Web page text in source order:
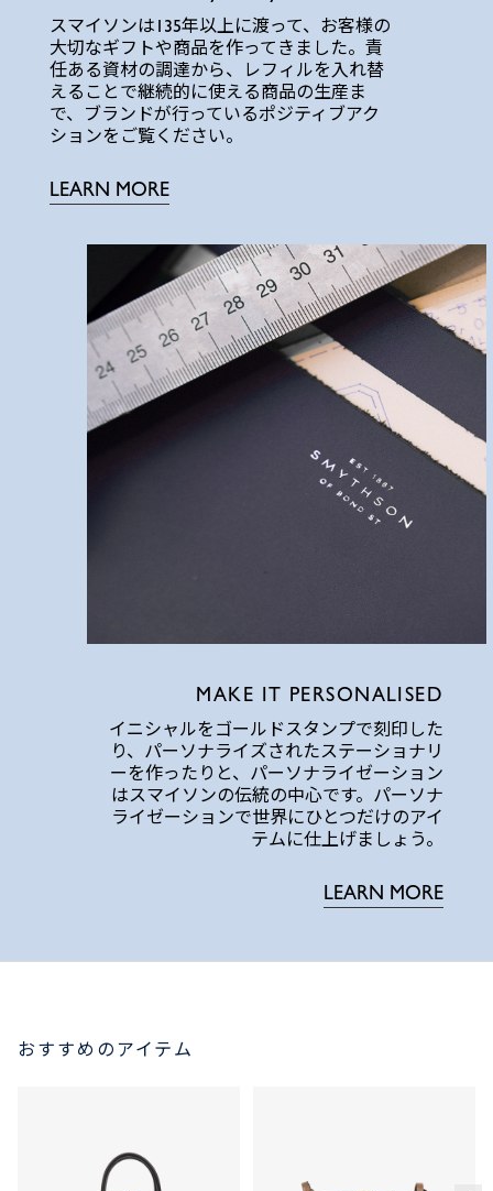
スマイソンは135年以上に渡って、お客様の
大切なギフトや商品を作ってきました。責
任ある資材の調達から、レフィルを入れ替
えることで継続的に使える商品の生産ま
で、ブランドが行っているポジティブアク
ションをご覧ください。
LEARN MORE
MAKE IT PERSONALISED
イニシャルをゴールドスタンプで刻印した
り、パーソナライズされたステーショナリ
ーを作ったりと、パーソナライゼーション
はスマイソンの伝統の中心です。パーソナ
ライゼーションで世界にひとつだけのアイ
テムに仕上げましょう。
LEARN MORE
おすすめのアイテム